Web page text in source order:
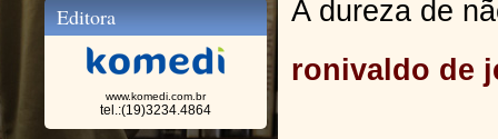
Editora
www.komedi.com.br
tel.:(19)3234.4864
A dureza de
ronivaldo de